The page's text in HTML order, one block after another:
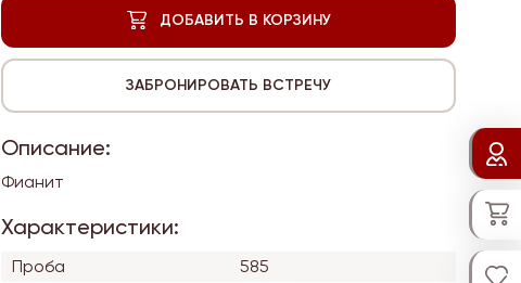
Описание:
Фианит
Характеристики:
Проба
585